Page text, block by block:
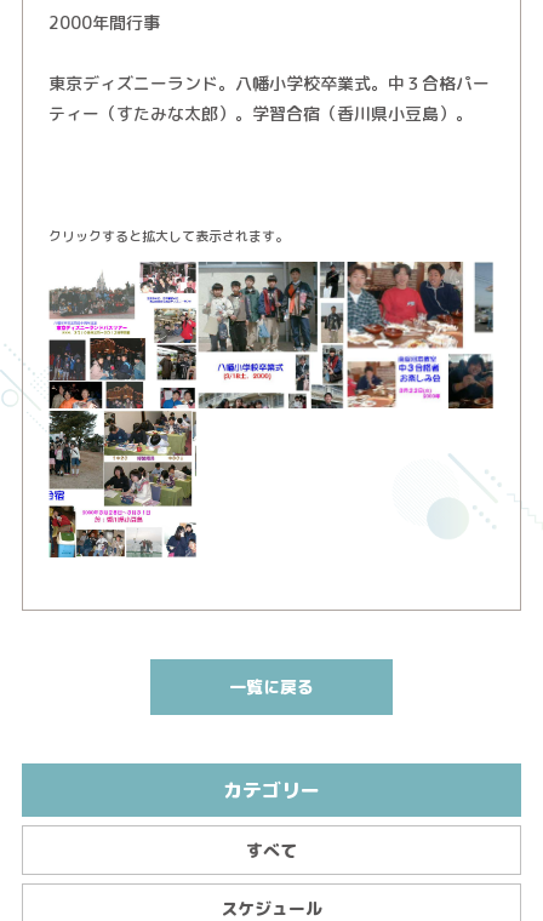
2000年間行事
東京ディズニーランド。八幡小学校卒業式。中３合格パー
ティー（すたみな太郎）。学習合宿（香川県小豆島）。
クリックすると拡大して表示されます。
一覧に戻る
カテゴリー
すべて
スケジュール